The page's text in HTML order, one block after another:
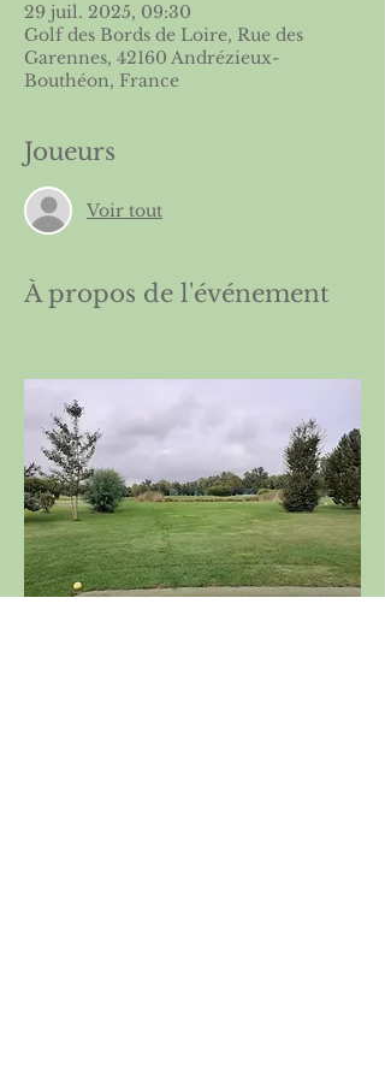
29 juil. 2025, 09:30
Golf des Bords de Loire, Rue des
Garennes, 42160 Andrézieux-
Bouthéon, France
Joueurs
Voir tout
À propos de l'événement